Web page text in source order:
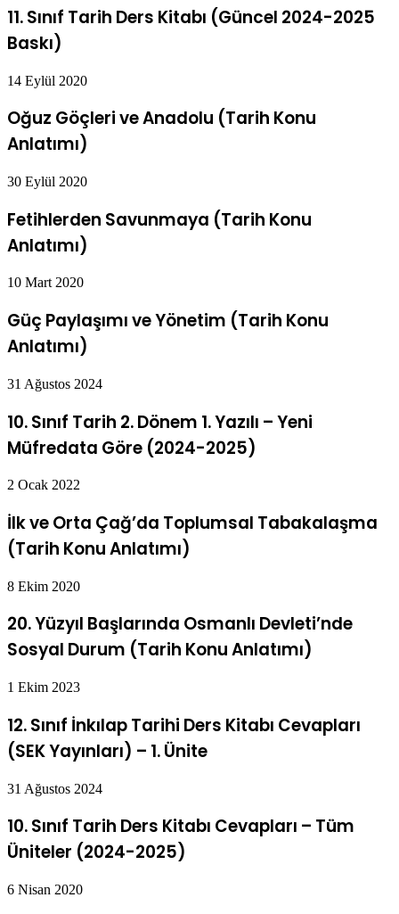
11. Sınıf Tarih Ders Kitabı (Güncel 2024-2025
Baskı)
14 Eylül 2020
Oğuz Göçleri ve Anadolu (Tarih Konu
Anlatımı)
30 Eylül 2020
Fetihlerden Savunmaya (Tarih Konu
Anlatımı)
10 Mart 2020
Güç Paylaşımı ve Yönetim (Tarih Konu
Anlatımı)
31 Ağustos 2024
10. Sınıf Tarih 2. Dönem 1. Yazılı – Yeni
Müfredata Göre (2024-2025)
2 Ocak 2022
İlk ve Orta Çağ’da Toplumsal Tabakalaşma
(Tarih Konu Anlatımı)
8 Ekim 2020
20. Yüzyıl Başlarında Osmanlı Devleti’nde
Sosyal Durum (Tarih Konu Anlatımı)
1 Ekim 2023
12. Sınıf İnkılap Tarihi Ders Kitabı Cevapları
(SEK Yayınları) – 1. Ünite
31 Ağustos 2024
10. Sınıf Tarih Ders Kitabı Cevapları – Tüm
Üniteler (2024-2025)
6 Nisan 2020